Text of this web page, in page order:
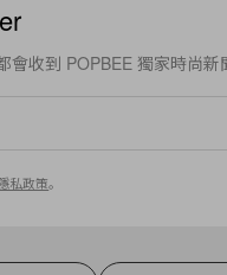
收到 POPBEE 獨家時尚新
私政策。